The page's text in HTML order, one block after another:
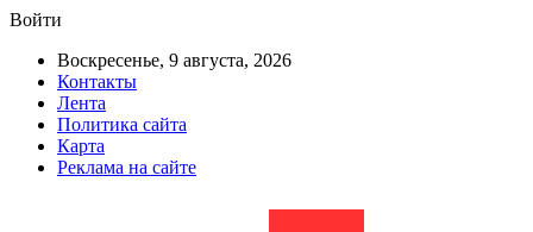
Войти
Воскресенье, 9 августа, 2026
Контакты
Лента
Политика сайта
Карта
Реклама на сайте